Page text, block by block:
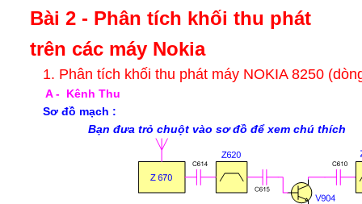
Bài 2 - Phân tích khối thu phát
trên các máy Nokia
1. Phân tích khối thu phát máy NOKIA 8250
A - Kênh Thu
Sơ đồ mạch :
Bạn đưa trỏ chuột vào sơ đồ để xem chú thích